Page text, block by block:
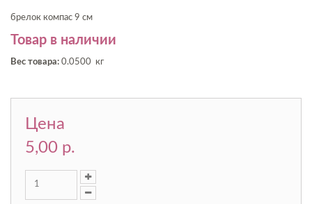
брелок компас 9 см
Товар в наличии
Вес товара: 0.0500 кг
Цена
5,00 p.